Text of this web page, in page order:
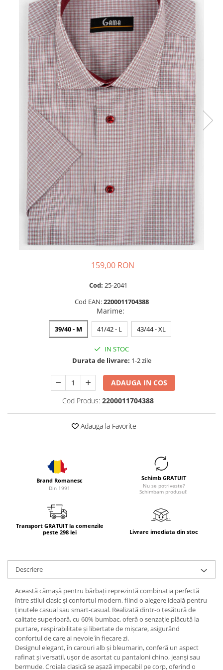
159,00 RON
Cod: 25-2041
Cod EAN:2200011704388
Marime:
39/40 - M 41/42 - L 43/44 - XL
IN STOC
Durata de livrare: 1-2 zile
ADAUGA IN COS
Cod Produs: 2200011704388
Adauga la Favorite
Brand Romanesc
Din 1991
Schimb GRATUIT
Nu se potriveste?
Schimbam produsul!
Transport GRATUIT la comenzile
peste 298 lei
Livrare imediata din stoc
Descriere
Aceastăcămașă pentru bărbați reprezintă combinația perfectă
întrestilul clasicșiconfortul modern, fiind o alegere ideală pentru
ținutele casual sau smart-casual. Realizată dintr-o țesătură de
calitate superioară, cu 60% bumbac, oferă o senzație plăcută la
purtare, respirabilitate și libertate de mișcare, asigurând
confortul de care ai nevoie în fiecare zi.
Designul elegant, în carouri alb și bleumarin, conferă un aspect
rafinat și versatil, ușor de asortat cu pantaloni chino, jeanși sau
bermude.Croiala clasicăse așază impecabil pe corp, oferind o